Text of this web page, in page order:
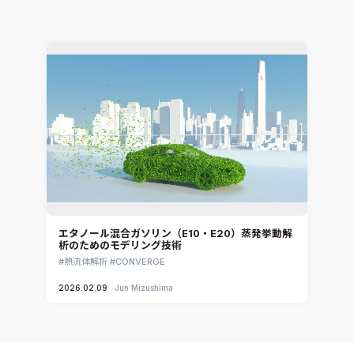
エタノール混合ガソリン（E10・E20）蒸発挙動解
析のためのモデリング技術
熱流体解析 CONVERGE
2026.02.09 Jun Mizushima